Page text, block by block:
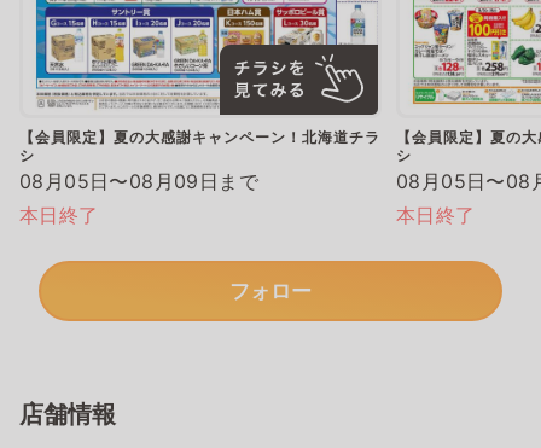
【会員限定】夏の大感謝キャンペーン！北海道チラ
シ
08月05日〜08月09日まで
本日終了
【会員限定】夏の
シ
08月05日〜08
本日終了
フォロー
店舗情報